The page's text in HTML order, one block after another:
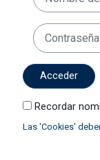
Contraseña
Acceder
Recordar
Las 'Cookies'